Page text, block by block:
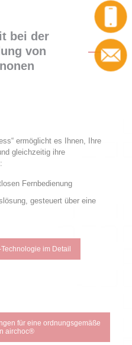
bei der
von
ermöglicht es Ihnen, Ihre
gleichzeitig ihre
Fernbedienung
gesteuert über eine
im Detail
für eine ordnungsgemäße
airchoc®